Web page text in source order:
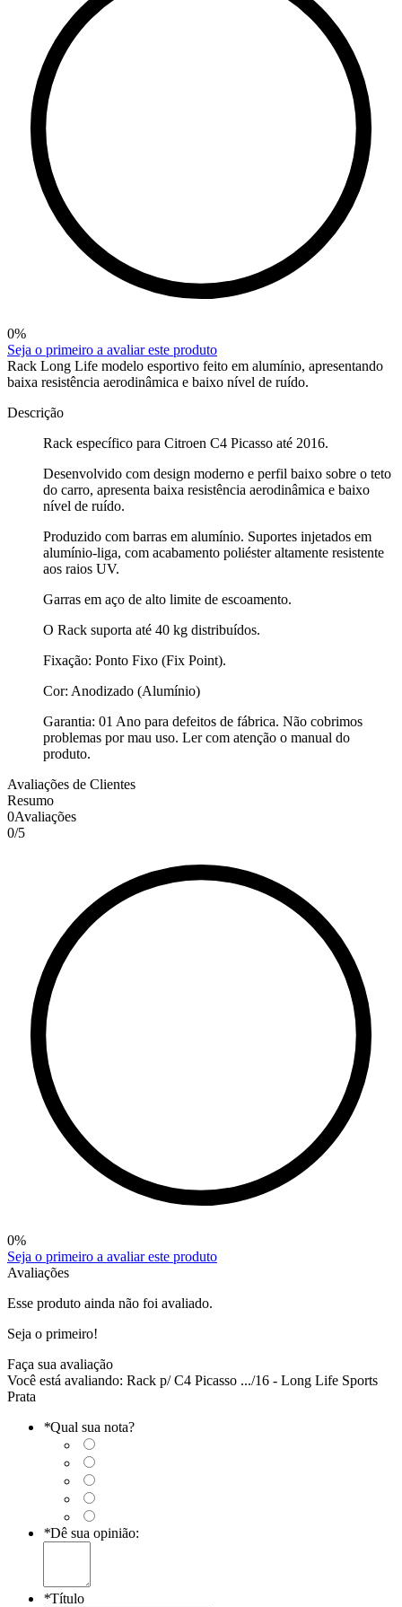
0%
Seja o primeiro a avaliar este produto
Rack Long Life modelo esportivo feito em alumínio, apresentando
baixa resistência aerodinâmica e baixo nível de ruído.
Descrição
Rack específico para Citroen C4 Picasso até 2016.
Desenvolvido com design moderno e perfil baixo sobre o teto
do carro, apresenta baixa resistência aerodinâmica e baixo
nível de ruído.
Produzido com barras em alumínio. Suportes injetados em
alumínio-liga, com acabamento poliéster altamente resistente
aos raios UV.
Garras em aço de alto limite de escoamento.
O Rack suporta até 40 kg distribuídos.
Fixação: Ponto Fixo (Fix Point).
Cor: Anodizado (Alumínio)
Garantia: 01 Ano para defeitos de fábrica. Não cobrimos
problemas por mau uso. Ler com atenção o manual do
produto.
Avaliações de Clientes
Resumo
0Avaliações
0/5
0%
Seja o primeiro a avaliar este produto
Avaliações
Esse produto ainda não foi avaliado.
Seja o primeiro!
Faça sua avaliação
Você está avaliando: Rack p/ C4 Picasso .../16 - Long Life Sports
Prata
*Qual sua nota?
*Dê sua opinião:
*Título